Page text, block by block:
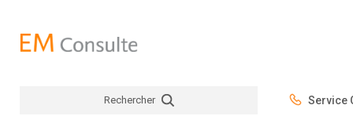
Rechercher Service